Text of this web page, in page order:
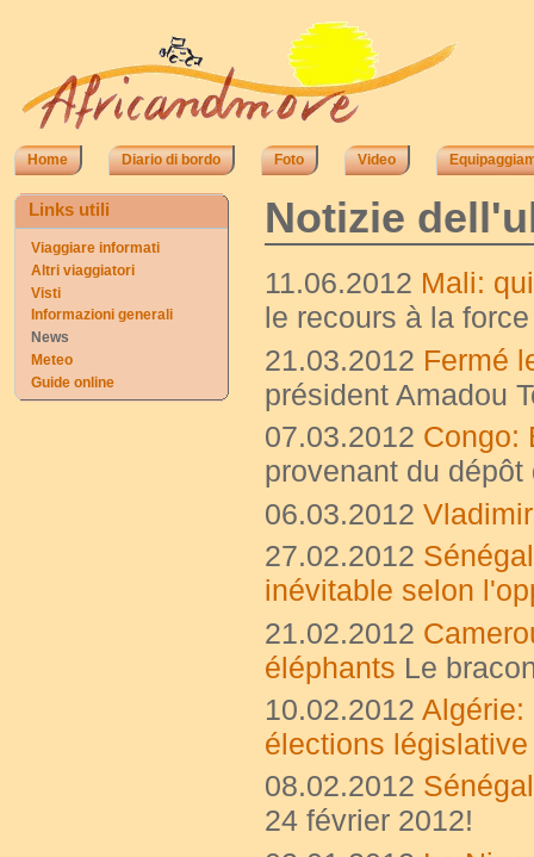
Home Diario di bordo Foto Video
Links utili
Viaggiare informati
Altri viaggiatori
Visti
Informazioni generali
News
Meteo
Guide online
Notizie
11.06.2012 Mali:
le recours à la
21.03.2012 Fermé
président Amadou
07.03.2012 Congo:
provenant du dépôt
06.03.2012
27.02.2012
inévitable selon
21.02.2012
éléphants Le
10.02.2012Algérie:
élections législative
08.02.2012
24 février 2012!